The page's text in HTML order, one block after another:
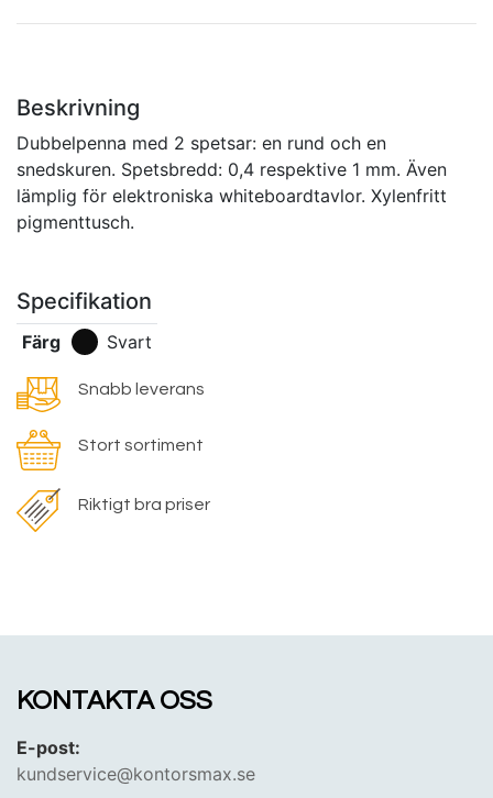
Beskrivning
Dubbelpenna med 2 spetsar: en rund och en
snedskuren. Spetsbredd: 0,4 respektive 1 mm. Även
lämplig för elektroniska whiteboardtavlor. Xylenfritt
pigmenttusch.
Specifikation
Färg Svart
Snabb leverans
Stort sortiment
Riktigt bra priser
KONTAKTA OSS
E-post:
kundservice@kontorsmax.se